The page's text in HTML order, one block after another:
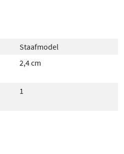
Staafmodel
2,4 cm
1